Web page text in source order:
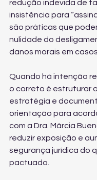
redução indevida de
insistência para
são práticas que
nulidade do
danos morais em
Quando há intenção
o correto é estruturar
estratégia e
orientação para
com a Dra. Márcia
reduzir exposição e
segurança jurídica do
pactuado.